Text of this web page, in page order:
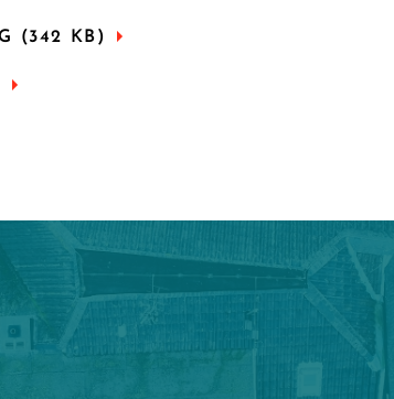
(342 KB)